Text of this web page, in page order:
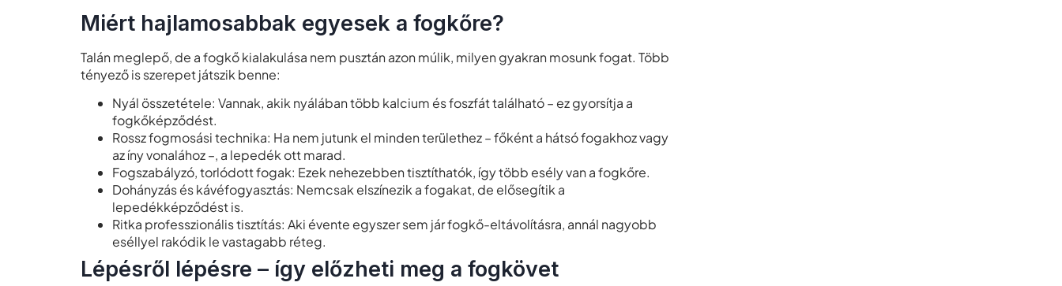
Miért hajlamosabbak egyesek a fogkőre?
Talán meglepő, de a fogkő kialakulása nem pusztán azon múlik, milyen gyakran mosunk fogat. Több
tényező is szerepet játszik benne:
Nyál összetétele: Vannak, akik nyálában több kalcium és foszfát található – ez gyorsítja a
fogkőképződést.
Rossz fogmosási technika: Ha nem jutunk el minden területhez – főként a hátsó fogakhoz vagy
az íny vonalához –, a lepedék ott marad.
Fogszabályzó, torlódott fogak: Ezek nehezebben tisztíthatók, így több esély van a fogkőre.
Dohányzás és kávéfogyasztás: Nemcsak elszínezik a fogakat, de elősegítik a
lepedékképződést is.
Ritka professzionális tisztítás: Aki évente egyszer sem jár fogkő-eltávolításra, annál nagyobb
eséllyel rakódik le vastagabb réteg.
Lépésről lépésre – így előzheti meg a fogkövet